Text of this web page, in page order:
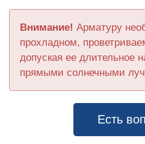
Внимание! Арматуру
прохладном,
допуская ее длительное
прямыми солнечными
Есть